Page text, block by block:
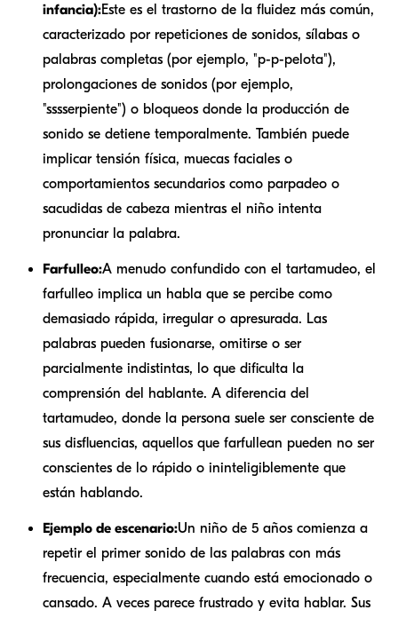
infancia):Este es el trastorno de la fluidez más común,
caracterizado por repeticiones de sonidos, sílabas o
palabras completas (por ejemplo, "p-p-pelota"),
prolongaciones de sonidos (por ejemplo,
"sssserpiente") o bloqueos donde la producción de
sonido se detiene temporalmente. También puede
implicar tensión física, muecas faciales o
comportamientos secundarios como parpadeo o
sacudidas de cabeza mientras el niño intenta
pronunciar la palabra.
Farfulleo:A menudo confundido con el tartamudeo, el
farfulleo implica un habla que se percibe como
demasiado rápida, irregular o apresurada. Las
palabras pueden fusionarse, omitirse o ser
parcialmente indistintas, lo que dificulta la
comprensión del hablante. A diferencia del
tartamudeo, donde la persona suele ser consciente de
sus disfluencias, aquellos que farfullean pueden no ser
conscientes de lo rápido o ininteligiblemente que
están hablando.
Ejemplo de escenario:Un niño de 5 años comienza a
repetir el primer sonido de las palabras con más
frecuencia, especialmente cuando está emocionado o
cansado. A veces parece frustrado y evita hablar. Sus